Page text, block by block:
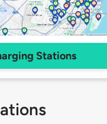
Stations